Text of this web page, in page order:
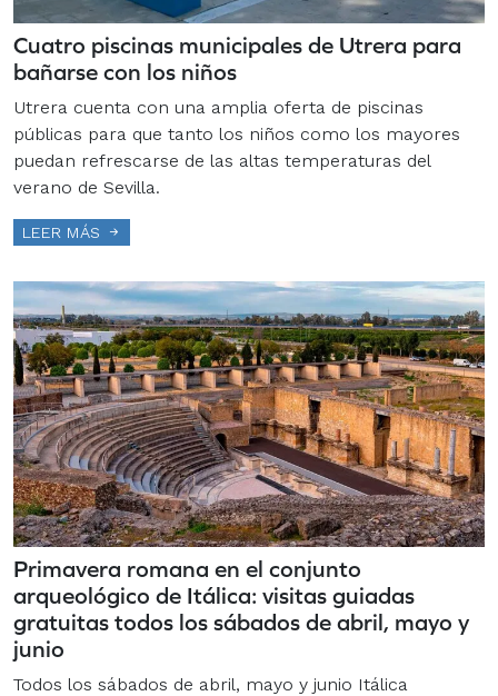
Cuatro piscinas municipales de Utrera para
bañarse con los niños
Utrera cuenta con una amplia oferta de piscinas
públicas para que tanto los niños como los mayores
puedan refrescarse de las altas temperaturas del
verano de Sevilla.
LEER MÁS
Primavera romana en el conjunto
arqueológico de Itálica: visitas guiadas
gratuitas todos los sábados de abril, mayo y
junio
Todos los sábados de abril, mayo y junio Itálica